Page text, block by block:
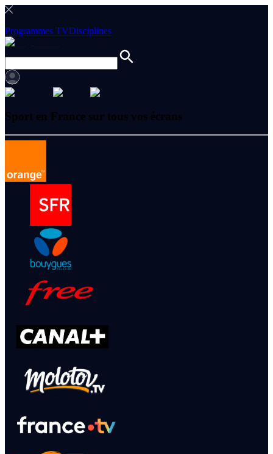
Programmes TVDisciplines
Sport en France sur tous vos écrans